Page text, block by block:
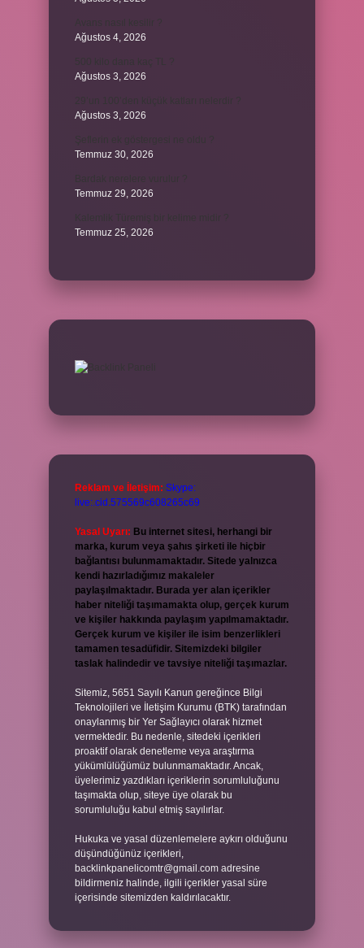
Ağustos 4, 2026
Ağustos 3, 2026
Ağustos 3, 2026
Temmuz 30, 2026
Temmuz 29, 2026
Temmuz 25, 2026
Reklam ve İletişim: Skype:
live:.cid.575569c608265c69
Yasal Uyarı: Bu internet sitesi, herhangi bir
marka, kurum veya şahıs şirketi ile hiçbir
bağlantısı bulunmamaktadır. Sitede yalnızca
kendi hazırladığımız makaleler
paylaşılmaktadır. Burada yer alan içerikler
haber niteliği taşımamakta olup, gerçek kurum
ve kişiler hakkında paylaşım yapılmamaktadır.
Gerçek kurum ve kişiler ile isim benzerlikleri
tamamen tesadüfidir. Sitemizdeki bilgiler
taslak halindedir ve tavsiye niteliği taşımazlar.
Sitemiz, 5651 Sayılı Kanun gereğince Bilgi
Teknolojileri ve İletişim Kurumu (BTK) tarafından
onaylanmış bir Yer Sağlayıcı olarak hizmet
vermektedir. Bu nedenle, sitedeki içerikleri
proaktif olarak denetleme veya araştırma
yükümlülüğümüz bulunmamaktadır. Ancak,
üyelerimiz yazdıkları içeriklerin sorumluluğunu
taşımakta olup, siteye üye olarak bu
sorumluluğu kabul etmiş sayılırlar.
Hukuka ve yasal düzenlemelere aykırı olduğunu
düşündüğünüz içerikleri,
backlinkpanelicomtr@gmail.com adresine
bildirmeniz halinde, ilgili içerikler yasal süre
içerisinde sitemizden kaldırılacaktır.